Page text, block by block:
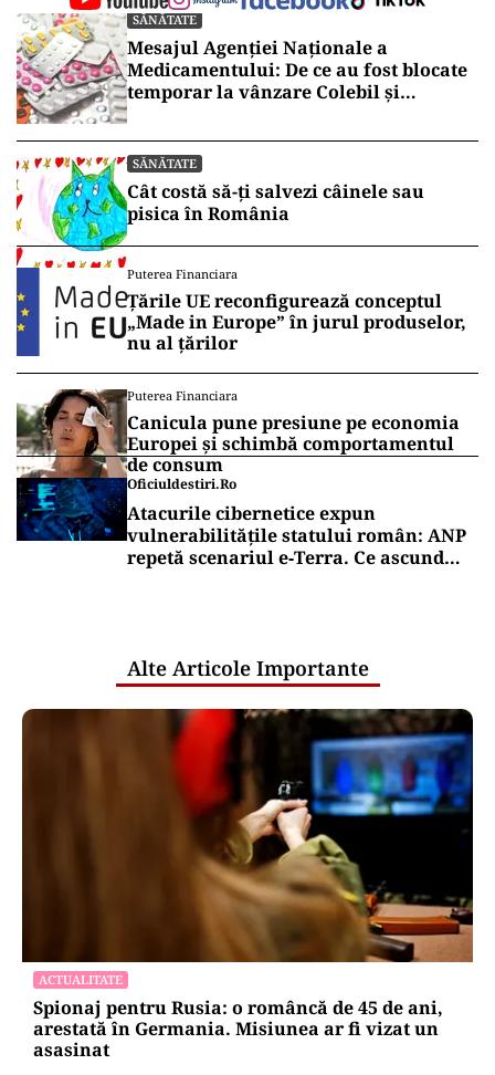
ad
Vrei să fii mereu la curent cu toate știrile? Urmărește
Puterea.ro și pe canalul de WhatsApp
SĂNĂTATE
Mesajul Agenției Naționale a
Medicamentului: De ce au fost blocate
temporar la vânzare Colebil și
Panzcebil
SĂNĂTATE
Cât costă să-ți salvezi câinele sau
pisica în România
nu al țărilor
Puterea Financiara
Canicula pune presiune pe economia
Europei și schimbă comportamentul
de consum
Oficiuldestiri.ro
Atacurile cibernetice expun
vulnerabilitățile statului român: ANP
repetă scenariul e‑Terra. Ce ascund
comunicările oficiale și cine răspunde
pentru mentenanța IT a instituțiilor
Alte Articole Importante